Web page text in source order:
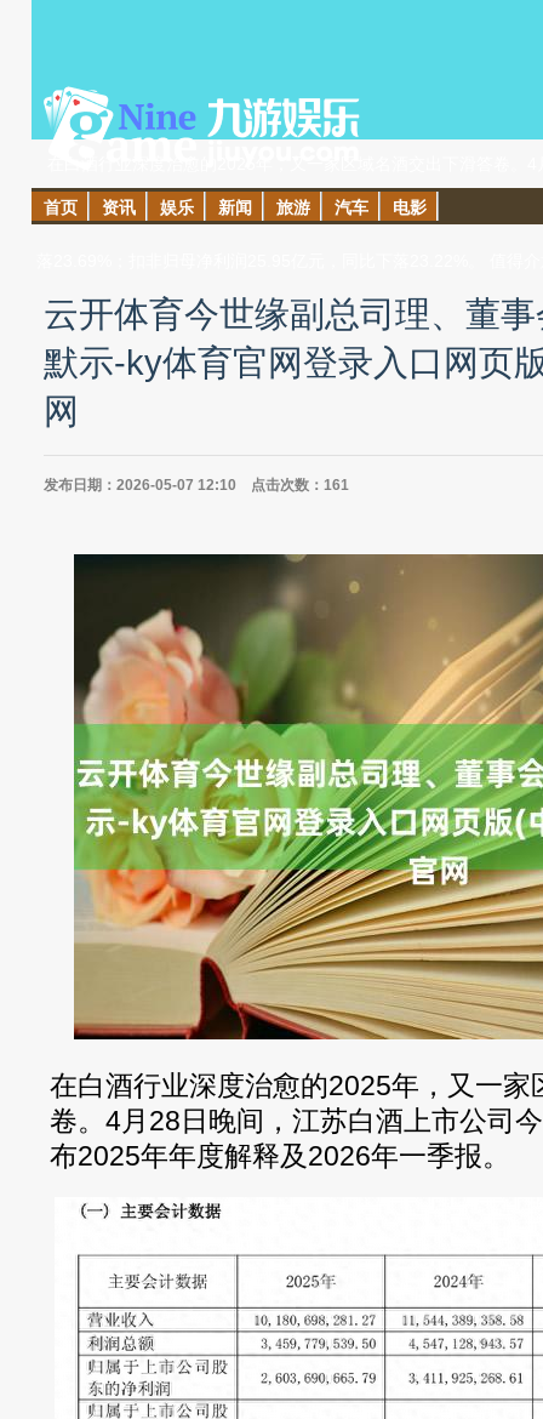
季报。 （今世缘2025年年度解释主要司帐数据） 数据骄气，
首页 资讯 娱乐 新闻 旅游 汽车 电影
云开体育今世缘副总司理、董
默示-ky体育官网登录入口网页
网
发布日期：2026-05-07 12:10 点击次数：161
在白酒行业深度治愈的2025年，又一家
卷。4月28日晚间，江苏白酒上市公司
布2025年年度解释及2026年一季报。